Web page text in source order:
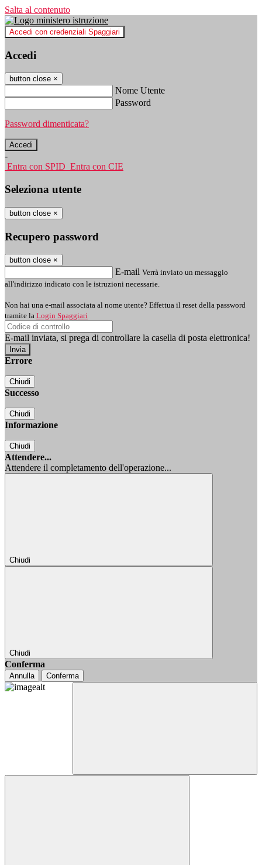
Salta al contenuto
Accedi con credenziali Spaggiari
Accedi
button close ×
Nome Utente
Password
Password dimenticata?
-
Entra con SPID Entra con CIE
Seleziona utente
button close ×
Recupero password
button close ×
E-mail Verrà inviato un messaggio
all'indirizzo indicato con le istruzioni necessarie.
Non hai una e-mail associata al nome utente? Effettua il reset della password
tramite la Login Spaggiari
E-mail inviata, si prega di controllare la casella di posta elettronica!
Errore
Chiudi
Successo
Chiudi
Informazione
Chiudi
Attendere...
Attendere il completamento dell'operazione...
Chiudi
Chiudi
Conferma
Annulla Conferma